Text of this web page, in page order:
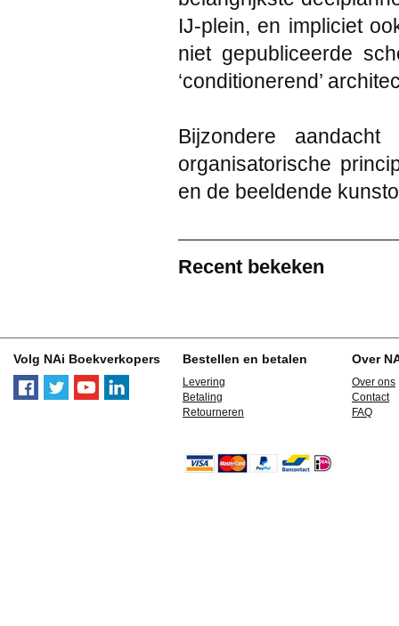
IJ-plein, en impliciet
niet gepubliceerde
‘conditionerend’
Bijzondere
organisatorische
en de beeldende
Recent bekeken
Volg NAi Boekverkopers Bestellen en betalen
Levering
Betaling
Retourneren
Over
Over ons
Contact
FAQ